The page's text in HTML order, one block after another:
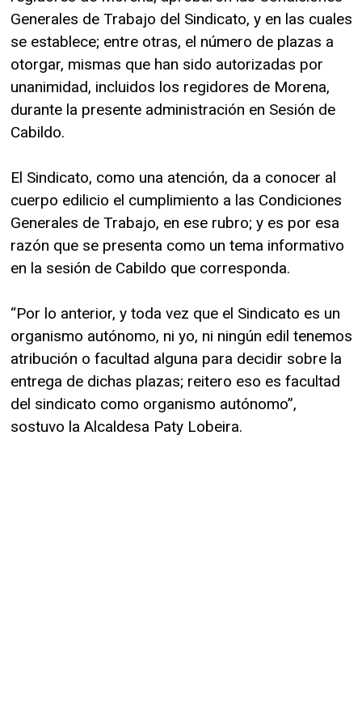
Generales de Trabajo del Sindicato, y en las cuales
se establece; entre otras, el número de plazas a
otorgar, mismas que han sido autorizadas por
unanimidad, incluidos los regidores de Morena,
durante la presente administración en Sesión de
Cabildo.
El Sindicato, como una atención, da a conocer al
cuerpo edilicio el cumplimiento a las Condiciones
Generales de Trabajo, en ese rubro; y es por esa
razón que se presenta como un tema informativo
en la sesión de Cabildo que corresponda.
“Por lo anterior, y toda vez que el Sindicato es un
organismo autónomo, ni yo, ni ningún edil tenemos
atribución o facultad alguna para decidir sobre la
entrega de dichas plazas; reitero eso es facultad
del sindicato como organismo autónomo”,
sostuvo la Alcaldesa Paty Lobeira.